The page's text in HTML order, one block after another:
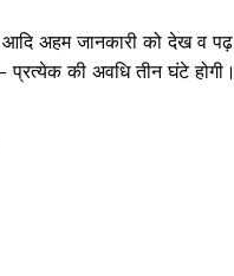
us
आदि अहम जानकारी को देख व पढ़
की अवधि तीन घंटे होगी।